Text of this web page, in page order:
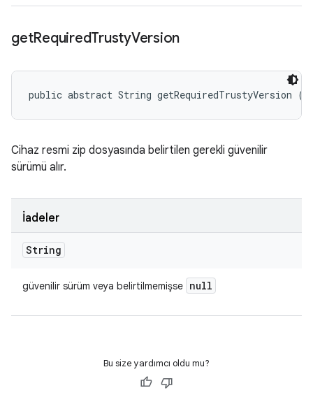
getRequiredTrustyVersion
public abstract String getRequiredTrustyVersion ()
Cihaz resmi zip dosyasında belirtilen gerekli güvenilir
sürümü alır.
İadeler
String
güvenilir sürüm veya belirtilmemişse null
Bu size yardımcı oldu mu?